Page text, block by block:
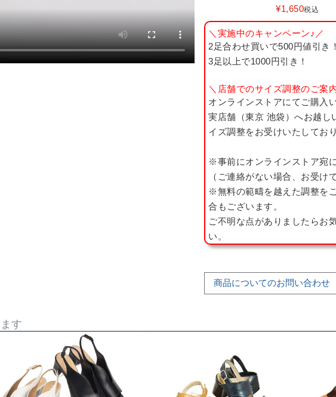
¥1,650税込
＼実施中のキャンペーン♪／
2足合わせ買いで500円値引き！
3足以上で1000円引き！
＼店舗でのサイズ調整のご案
オンラインストアにてご購入
実店舗（東京 池袋）へお越し
イズ調整をお受けいたしており
※事前にオンラインストア宛
（ご連絡がない場合、お受け
※無料の範疇を越えた調整を
合もございます。
ご不明な点がありましたらお
い。
商品についてのお問い合わせ
す